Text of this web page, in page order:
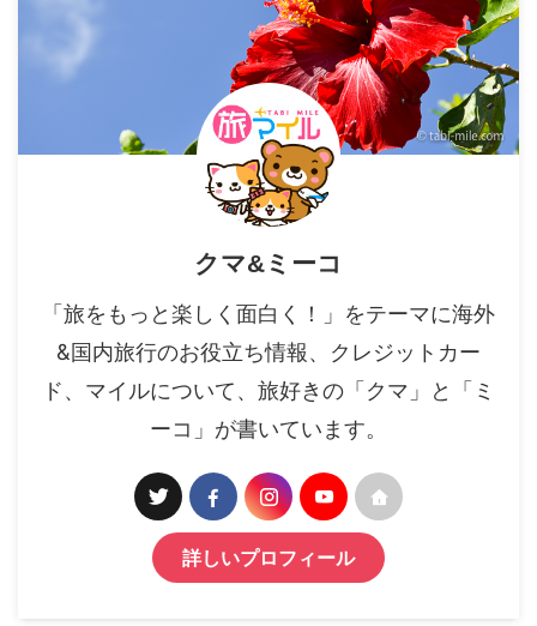
クマ&ミーコ
「旅をもっと楽しく面白く！」をテーマに海外
&国内旅行のお役立ち情報、クレジットカー
ド、マイルについて、旅好きの「クマ」と「ミ
ーコ」が書いています。
詳しいプロフィール